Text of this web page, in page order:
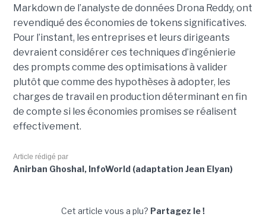
Markdown de l’analyste de données Drona Reddy, ont
revendiqué des économies de tokens significatives.
Pour l’instant, les entreprises et leurs dirigeants
devraient considérer ces techniques d’ingénierie
des prompts comme des optimisations à valider
plutôt que comme des hypothèses à adopter, les
charges de travail en production déterminant en fin
de compte si les économies promises se réalisent
effectivement.
Article rédigé par
Anirban Ghoshal, InfoWorld (adaptation Jean Elyan)
Cet article vous a plu? Partagez le !